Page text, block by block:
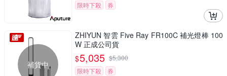
限時下殺
券
補貨中
ZHIYUN 智雲 Five Ray FR100C 補光燈棒 100
W 正成公司貨
$5,035 $5,300
限時下殺
券